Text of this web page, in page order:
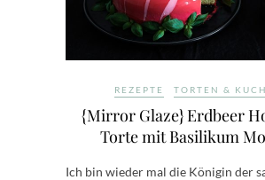
REZEPTE TORTEN &
{Mirror Glaze} Erdbeer
Torte mit Basilikum
Ich bin wieder mal die Königin der